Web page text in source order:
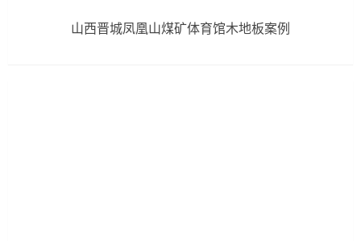
山西晋城凤凰山煤矿体育馆木地板案例